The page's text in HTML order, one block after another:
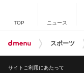
TOP ニュース
スポーツ
サイトご利用にあたって